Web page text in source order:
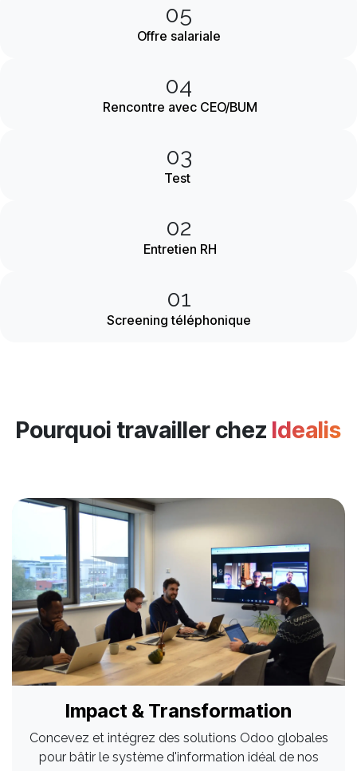
05
Offre salariale
04
Rencontre avec CEO/BUM
03
Test
02
Entretien RH
01
Screening téléphonique
Pourquoi travailler chez Idealis
Impact & Transformation
Concevez et intégrez des solutions Odoo globales
pour bâtir le système d'information idéal de nos